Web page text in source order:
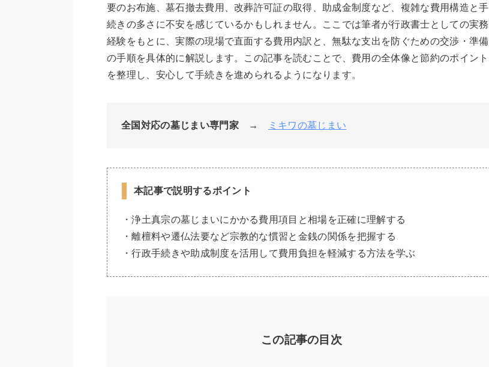
要のお布施、墓石撤去費用、改葬許可証の取得、助成金制度など、複雑な費用構造と手
続きの多さに不安を感じているかもしれません。ここでは筆者が行政書士としての実務
経験をもとに、実際の現場で直面する費用内訳と、無駄な支出を防ぐための交渉・準備
の手順を具体的に解説します。この記事を読むことで、費用の全体像と節約のポイント
を整理し、安心して手続きを進められるようになります。
全国対応の墓じまい専門家 → ミキワの墓じまい
本記事で説明するポイント
・浄土真宗の墓じまいにかかる費用項目と相場を正確に理解する
・離檀料や遷仏法要など宗教的な慣習と金銭の関係を把握する
・行政手続きや助成制度を活用して費用負担を軽減する方法を学ぶ
この記事の目次